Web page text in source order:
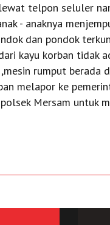
telpon seluler
- anaknya
dan pondok
kayu korban tidak
rumput berada
melapor ke
Mersam untuk